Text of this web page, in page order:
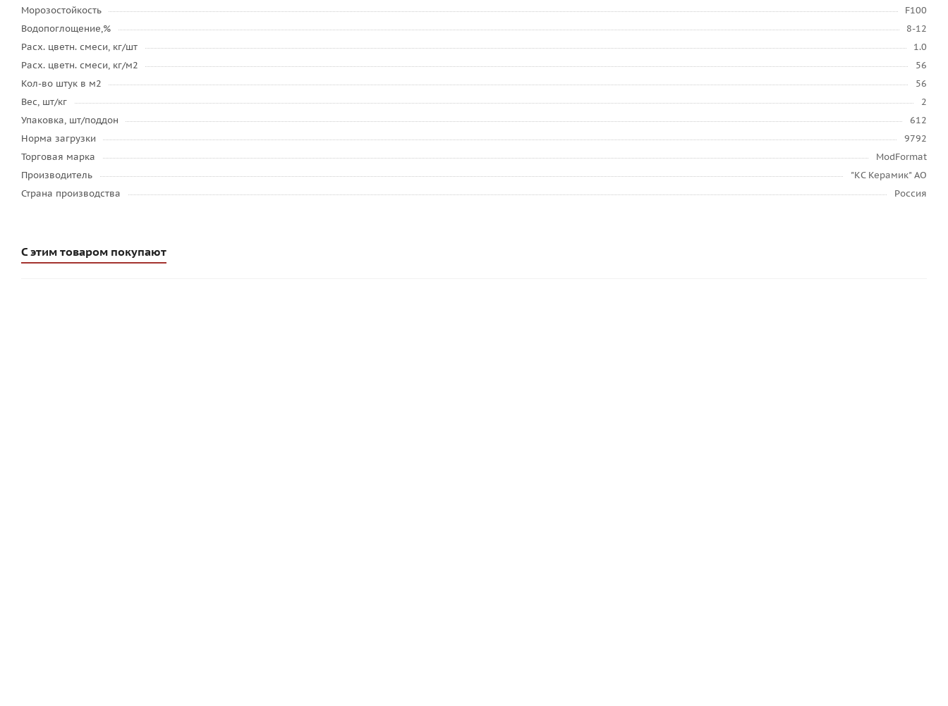
Морозостойкость
F100
Водопоглощение,%
8-12
Расх. цветн. смеси, кг/шт
1.0
Расх. цветн. смеси, кг/м2
56
Кол-во штук в м2
56
Вес, шт/кг
2
Упаковка, шт/поддон
612
Норма загрузки
9792
Торговая марка
ModFormat
Производитель
"КС Керамик" АО
Страна производства
Россия
С этим товаром покупают